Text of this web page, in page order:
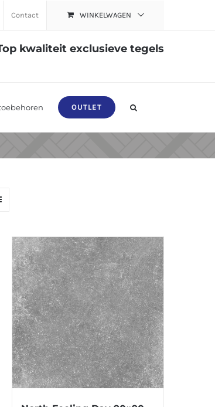
Contact WINKELWAGEN
kwaliteit exclusieve tegels
OUTLET